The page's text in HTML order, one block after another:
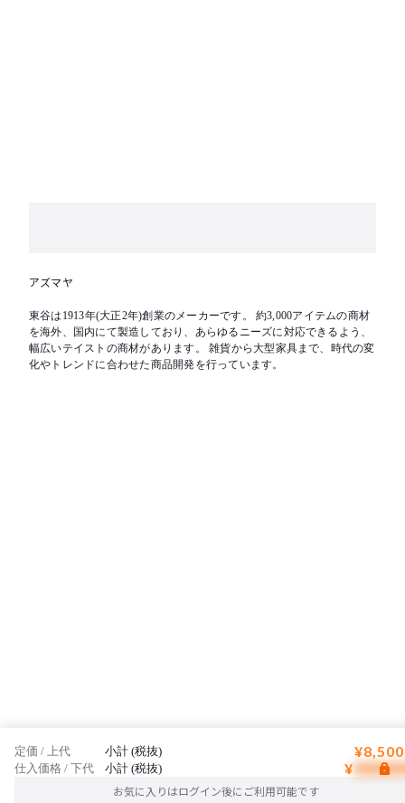
アズマヤ
東谷は1913年(大正2年)創業のメーカーです。 約3,000アイテムの商材
を海外、国内にて製造しており、あらゆるニーズに対応できるよう、
幅広いテイストの商材があります。 雑貨から大型家具まで、時代の変
化やトレンドに合わせた商品開発を行っています。
定価 / 上代 小計 (税抜)
仕入価格 / 下代 小計 (税抜) ¥
お気に入りはログイン後にご利用可能です